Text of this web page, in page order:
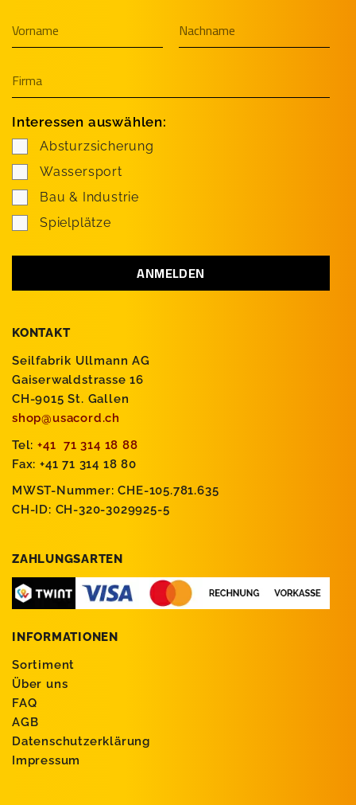
KONTAKT
Seilfabrik Ullmann AG
Gaiserwaldstrasse 16
CH-9015 St. Gallen
shop@usacord.ch
Tel: +41 71 314 18 88
Fax: +41 71 314 18 80
MWST-Nummer: CHE-105.781.635
CH-ID: CH-320-3029925-5
ZAHLUNGSARTEN
INFORMATIONEN
Sortiment
Über uns
FAQ
AGB
Datenschutzerklärung
Impressum
Interessen auswählen:
Absturzsicherung
Wassersport
Bau & Industrie
Spielplätze